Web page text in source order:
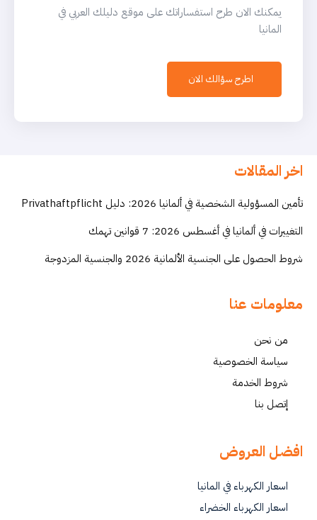
يمكنك الان طرح استفساراتك على موقع دليلك العربي في
المانيا
اطرح سؤالك الان
اخر المقالات
تأمين المسؤولية الشخصية في ألمانيا 2026: دليل Privathaftpflicht
التغييرات في ألمانيا في أغسطس 2026: 7 قوانين تهمك
شروط الحصول على الجنسية الألمانية 2026 والجنسية المزدوجة
معلومات عنا
من نحن
سياسة الخصوصية
شروط الخدمة
إتصل بنا
افضل العروض
اسعار الكهرباء في المانيا
اسعار الكهرباء الخضراء